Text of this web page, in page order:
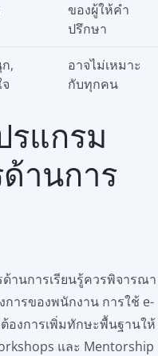
ของผู้ให้คำ
ปรึกษา
,
อาจไม่เหมาะ
กับทุกคน
รแกรม
านการ
านการเรียนรู้ควรพิจารณา
ารของพนักงาน การใช้ e-
องการเพิ่มทักษะพื้นฐานให้
และ Mentorship